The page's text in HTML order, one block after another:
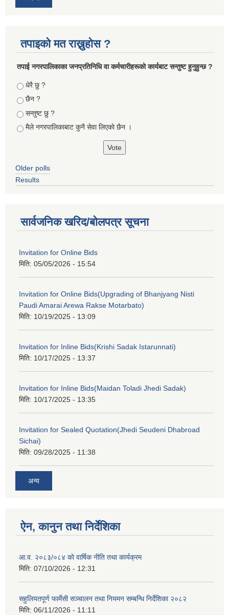
तपाइको मत राख्नुहोस ?
तपा‌ई नगरपालिकाका जनप्रतिनिधि वा कर्मचारीहरूकाे कार्यबाट सन्तुष्ट हुनुहुन्छ ?
Choices
धेरै छु ?
छैन ?
सन्तुष्ट छु ?
मैले नगरपालिकाबाट कुनै सेवा लिएकाे छैन ।
Older polls
Results
सार्वजनिक खरिद/बोलपत्र सूचना
Invitation for Online Bids
मिति: 05/05/2026 - 15:54
Invitation for Online Bids(Upgrading of Bhanjyang Nisti
Paudi Amarai Arewa Rakse Motarbato)
मिति: 10/19/2025 - 13:09
Invitation for Inline Bids(Krishi Sadak Istarunnati)
मिति: 10/17/2025 - 13:37
Invitation for Inline Bids(Maidan Toladi Jhedi Sadak)
मिति: 10/17/2025 - 13:35
Invitation for Sealed Quotation(Jhedi Seudeni Dhabroad
Sichai)
मिति: 09/28/2025 - 11:38
अन्य
ऐन, कानुन तथा निर्देशिका
आ.व. २०८३/०८४ को वार्षिक नीति तथा कार्यक्रम
मिति: 07/10/2026 - 12:31
सहुलियतपूर्ण फार्मेसी सञ्चालन तथा नियमन सम्बन्धि निर्देशिका २०८२
मिति: 06/11/2026 - 11:11